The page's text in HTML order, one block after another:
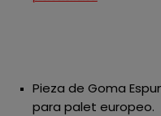
Pieza de Goma
para palet europeo.